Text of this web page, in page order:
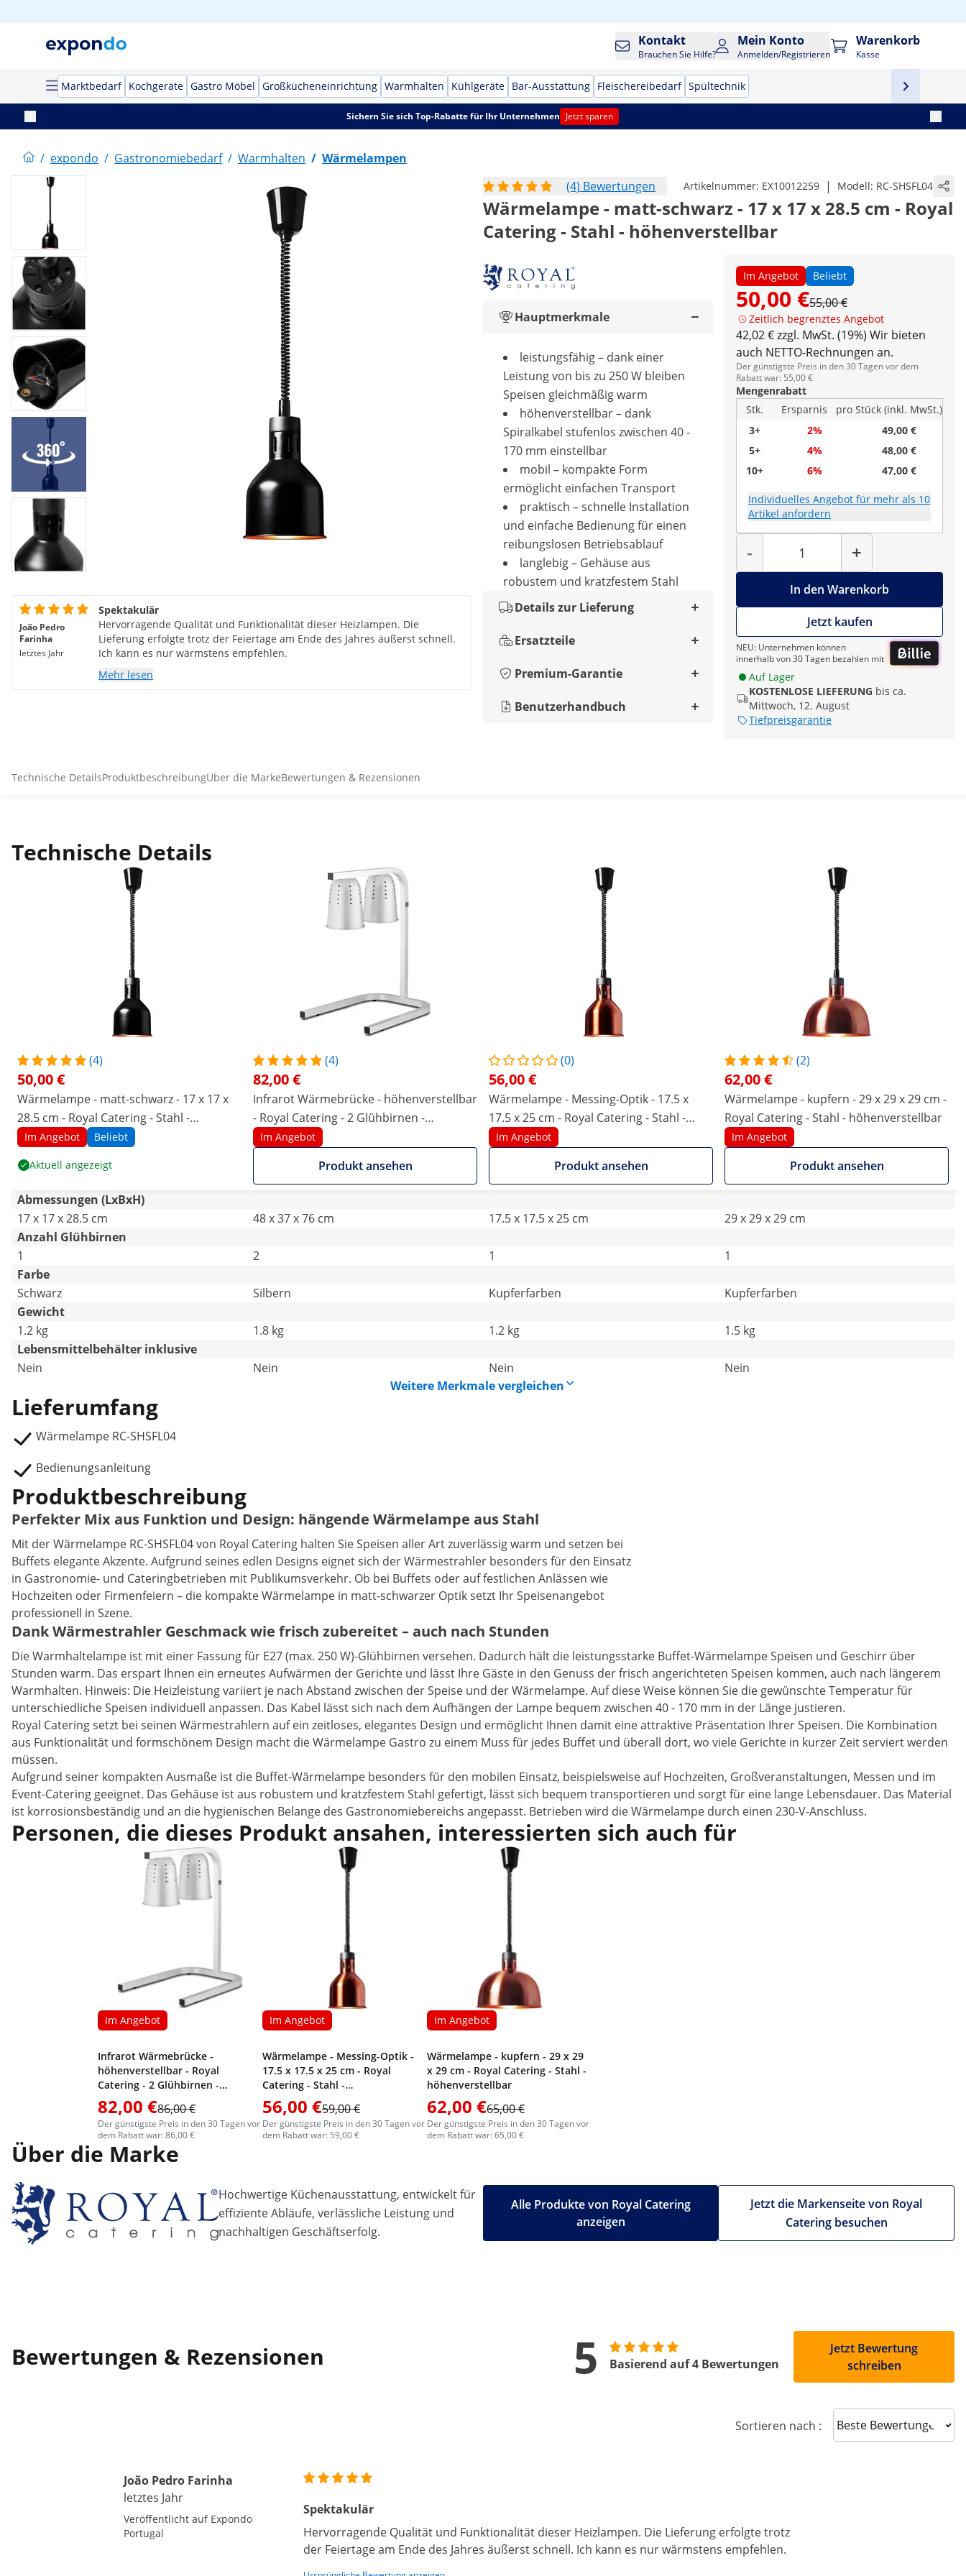
Kontakt
Brauchen Sie Hilfe?
Mein Konto
Anmelden/Registrieren
Warenkorb
Kasse
Marktbedarf Kochgeräte Gastro Möbel Großkücheneinrichtung Warmhalten Kühlgeräte Bar-Ausstattung Fleischereibedarf Spültechnik
Sichern Sie sich Top-Rabatte für Ihr Unternehmen Jetzt sparen
/ expondo / Gastronomiebedarf / Warmhalten / Wärmelampen
(4) Bewertungen
Artikelnummer: EX10012259 | Modell: RC-SHSFL04
Wärmelampe - matt-schwarz - 17 x 17 x 28.5 cm - Royal
Catering - Stahl - höhenverstellbar
Im Angebot Beliebt
50,00 €55,00 €
Zeitlich begrenztes Angebot
42,02 € zzgl. MwSt. (19%) Wir bieten
auch NETTO-Rechnungen an.
Der günstigste Preis in den 30 Tagen vor dem
Rabatt war: 55,00 €
Mengenrabatt
Stk.
Ersparnis
pro Stück (inkl. MwSt.)
3+
2%
49,00 €
5+
4%
48,00 €
10+
6% 47,00 €
Individuelles Angebot für mehr als 10
Artikel anfordern
-
Menge
+
In den Warenkorb
Jetzt kaufen
NEU: Unternehmen können
innerhalb von 30 Tagen bezahlen mit
Auf Lager
KOSTENLOSE LIEFERUNG bis ca.
Mittwoch, 12. August
Tiefpreisgarantie
Hauptmerkmale
leistungsfähig – dank einer
Leistung von bis zu 250 W bleiben
Speisen gleichmäßig warm
höhenverstellbar – dank
Spiralkabel stufenlos zwischen 40 -
170 mm einstellbar
mobil – kompakte Form
ermöglicht einfachen Transport
praktisch – schnelle Installation
und einfache Bedienung für einen
reibungslosen Betriebsablauf
langlebig – Gehäuse aus
robustem und kratzfestem Stahl
Details zur Lieferung
Ersatzteile
Premium-Garantie
Benutzerhandbuch
João Pedro
Farinha
letztes Jahr
Spektakulär
Hervorragende Qualität und Funktionalität dieser Heizlampen. Die
Lieferung erfolgte trotz der Feiertage am Ende des Jahres äußerst schnell.
Ich kann es nur wärmstens empfehlen.
Mehr lesen
Technische DetailsProduktbeschreibungÜber die MarkeBewertungen & Rezensionen
Technische Details
(4)
50,00 €
Wärmelampe - matt-schwarz - 17 x 17 x
28.5 cm - Royal Catering - Stahl -
höhenverstellbar
Im Angebot Beliebt
Aktuell angezeigt
(4)
82,00 €
Infrarot Wärmebrücke - höhenverstellbar
- Royal Catering - 2 Glühbirnen -
Aluminium
Im Angebot
Produkt ansehen
(0)
56,00 €
Wärmelampe - Messing-Optik - 17.5 x
17.5 x 25 cm - Royal Catering - Stahl -
höhenverstellbar
Im Angebot
Produkt ansehen
(2)
62,00 €
Wärmelampe - kupfern - 29 x 29 x 29 cm -
Royal Catering - Stahl - höhenverstellbar
Im Angebot
Produkt ansehen
Abmessungen (LxBxH)
17 x 17 x 28.5 cm
48 x 37 x 76 cm 17.5 x 17.5 x 25 cm
29 x 29 x 29 cm
Anzahl Glühbirnen
1
2 1
1
Farbe
Schwarz
Silbern Kupferfarben
Kupferfarben
Gewicht
1.2 kg
1.8 kg 1.2 kg
1.5 kg
Lebensmittelbehälter inklusive
Nein
Nein Nein
Nein
Weitere Merkmale vergleichen
Lieferumfang
Wärmelampe RC-SHSFL04
Bedienungsanleitung
Produktbeschreibung
Perfekter Mix aus Funktion und Design: hängende Wärmelampe aus Stahl
Mit der Wärmelampe RC-SHSFL04 von Royal Catering halten Sie Speisen aller Art zuverlässig warm und setzen bei
Buffets elegante Akzente. Aufgrund seines edlen Designs eignet sich der Wärmestrahler besonders für den Einsatz
in Gastronomie- und Cateringbetrieben mit Publikumsverkehr. Ob bei Buffets oder auf festlichen Anlässen wie
Hochzeiten oder Firmenfeiern – die kompakte Wärmelampe in matt-schwarzer Optik setzt Ihr Speisenangebot
professionell in Szene.
Dank Wärmestrahler Geschmack wie frisch zubereitet – auch nach Stunden
Die Warmhaltelampe ist mit einer Fassung für E27 (max. 250 W)-Glühbirnen versehen. Dadurch hält die leistungsstarke Buffet-Wärmelampe Speisen und Geschirr über
Stunden warm. Das erspart Ihnen ein erneutes Aufwärmen der Gerichte und lässt Ihre Gäste in den Genuss der frisch angerichteten Speisen kommen, auch nach längerem
Warmhalten. Hinweis: Die Heizleistung variiert je nach Abstand zwischen der Speise und der Wärmelampe. Auf diese Weise können Sie die gewünschte Temperatur für
unterschiedliche Speisen individuell anpassen. Das Kabel lässt sich nach dem Aufhängen der Lampe bequem zwischen 40 - 170 mm in der Länge justieren.
Royal Catering setzt bei seinen Wärmestrahlern auf ein zeitloses, elegantes Design und ermöglicht Ihnen damit eine attraktive Präsentation Ihrer Speisen. Die Kombination
aus Funktionalität und formschönem Design macht die Wärmelampe Gastro zu einem Muss für jedes Buffet und überall dort, wo viele Gerichte in kurzer Zeit serviert werden
müssen.
Aufgrund seiner kompakten Ausmaße ist die Buffet-Wärmelampe besonders für den mobilen Einsatz, beispielsweise auf Hochzeiten, Großveranstaltungen, Messen und im
Event-Catering geeignet. Das Gehäuse ist aus robustem und kratzfestem Stahl gefertigt, lässt sich bequem transportieren und sorgt für eine lange Lebensdauer. Das Material
ist korrosionsbeständig und an die hygienischen Belange des Gastronomiebereichs angepasst. Betrieben wird die Wärmelampe durch einen 230-V-Anschluss.
Personen, die dieses Produkt ansahen, interessierten sich auch für
Im Angebot
Infrarot Wärmebrücke -
höhenverstellbar - Royal
Catering - 2 Glühbirnen -
Aluminium
82,00 €86,00 €
Der günstigste Preis in den 30 Tagen vor
dem Rabatt war: 86,00 €
Im Angebot
Wärmelampe - Messing-Optik -
17.5 x 17.5 x 25 cm - Royal
Catering - Stahl -
höhenverstellbar
56,00 €59,00 €
Der günstigste Preis in den 30 Tagen vor
dem Rabatt war: 59,00 €
Im Angebot
Wärmelampe - kupfern - 29 x 29
x 29 cm - Royal Catering - Stahl -
höhenverstellbar
62,00 €65,00 €
Der günstigste Preis in den 30 Tagen vor
dem Rabatt war: 65,00 €
Über die Marke
Hochwertige Küchenausstattung, entwickelt für
effiziente Abläufe, verlässliche Leistung und
nachhaltigen Geschäftserfolg.
Jetzt die Markenseite von Royal
Catering besuchen
Alle Produkte von Royal Catering
anzeigen
Bewertungen & Rezensionen 5 Basierend auf 4 Bewertungen
Jetzt Bewertung
schreiben
Sortieren nach : Sort reviews
João Pedro Farinha
letztes Jahr
Veröffentlicht auf Expondo
Portugal
Spektakulär
Hervorragende Qualität und Funktionalität dieser Heizlampen. Die Lieferung erfolgte trotz
der Feiertage am Ende des Jahres äußerst schnell. Ich kann es nur wärmstens empfehlen.